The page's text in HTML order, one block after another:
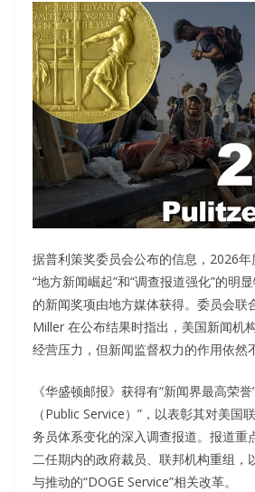
据普利策奖委员会公布的信息，2026
“地方新闻崛起”和“调查报道强化”的明
的新闻奖项由地方媒体获得。委员会
Miller 在公布结果时指出，美国新闻机
经营压力，但新闻监督权力的作用依然
《华盛顿邮报》获得有“新闻界最高荣
（Public Service）”，以表彰其对美国
务员体系变化的深入调查报道。报道重
二任期内的政府裁员、联邦机构重组，
与推动的“DOGE Service”相关改革。